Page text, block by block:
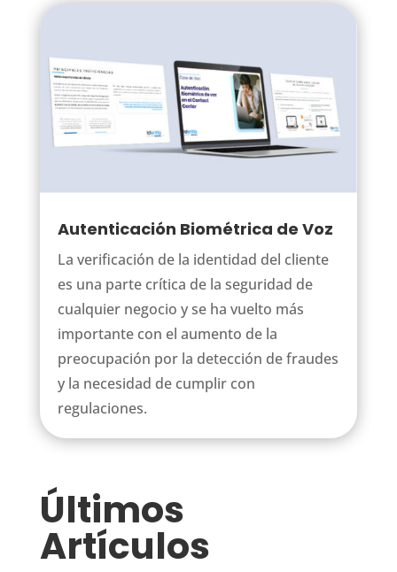
Autenticación Biométrica de Voz
La verificación de la identidad del cliente
es una parte crítica de la seguridad de
cualquier negocio y se ha vuelto más
importante con el aumento de la
preocupación por la detección de fraudes
y la necesidad de cumplir con
regulaciones.
Últimos
Artículos